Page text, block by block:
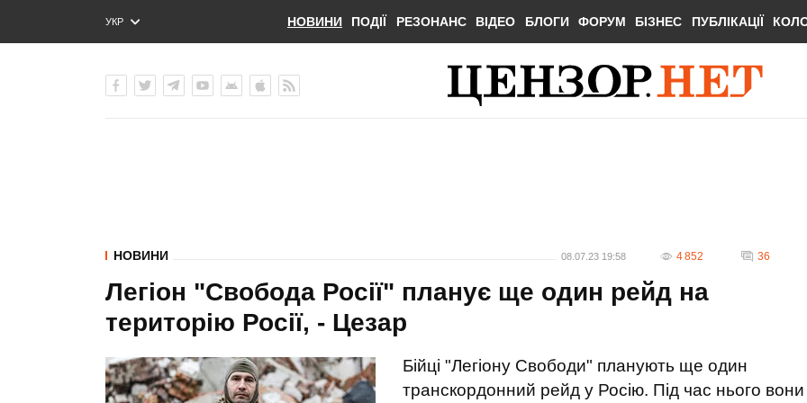
УКР
ENG
НОВИНИ ПОДІЇ РЕЗОНАНС ВІДЕО БЛОГИ ФОРУМ БІЗНЕС ПУБЛІКАЦІЇ
НОВИНИ 08.07.23 19:58 4 852 36
Легіон "Свобода Росії" планує ще один рейд на
територію Росії, - Цезар
Бійці "Легіону Свободи" планують ще один
транскордонний рейд у Росію. Під час нього вони